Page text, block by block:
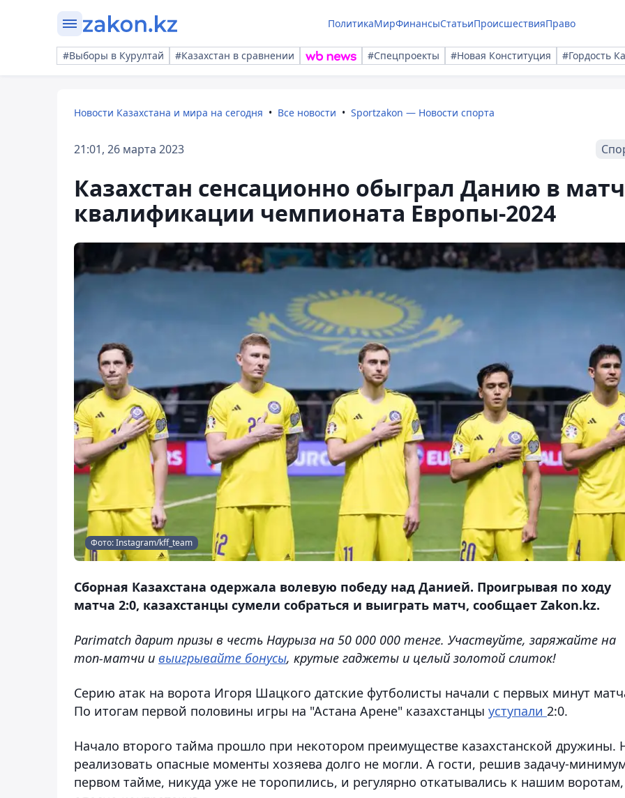
ПолитикаМирФинансыСтатьиПроисшествияПраво
#Выборы в Курултай #Казахстан в сравнении #Спецпроекты #Новая Конституция #Гордость
Новости Казахстана и мира на сегодня Все новости Sportzakon — Новости спорта
21:01, 26 марта 2023
Казахстан сенсационно обыграл Данию в
квалификации чемпионата Европы-2024
Фото: Instagram/kff_team
Сборная Казахстана одержала волевую победу над Данией. Проигрывая по ходу
матча 2:0, казахстанцы сумели собраться и выиграть матч, сообщает Zakon.kz.
Parimatch дарит призы в честь Наурыза на 50 000 000 тенге. Участвуйте, заряжайте на
топ-матчи и выигрывайте бонусы, крутые гаджеты и целый золотой слиток!
Серию атак на ворота Игоря Шацкого датские футболисты начали с первых минут
По итогам первой половины игры на "Астана Арене" казахстанцы уступали 2:0.
Начало второго тайма прошло при некотором преимуществе казахстанской дружины.
реализовать опасные моменты хозяева долго не могли. А гости, решив задачу-
первом тайме, никуда уже не торопились, и регулярно откатывались к нашим воротам,